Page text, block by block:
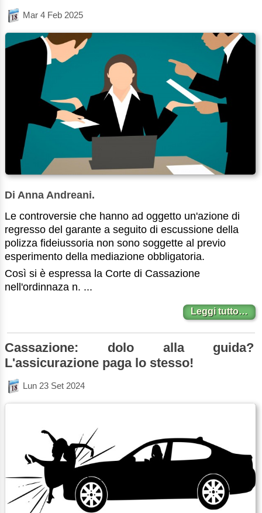
Mar 4 Feb 2025
Di Anna Andreani.
Le controversie che hanno ad oggetto un'azione di
regresso del garante a seguito di escussione della
polizza fideiussoria non sono soggette al previo
esperimento della mediazione obbligatoria.
Così si è espressa la Corte di Cassazione
nell'ordinnaza n. ...
Leggi tutto…
Cassazione: dolo alla guida?
L'assicurazione paga lo stesso!
Lun 23 Set 2024